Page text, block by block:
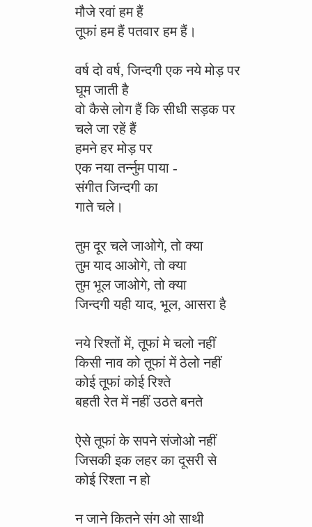
मौजे रवां हम हैं
तूफां हम हैं पतवार हम हैं।
वर्ष दो वर्ष, जिन्दगी एक नये मोड़ पर
घूम जाती है
वो कैसे लोग हैं कि सीधी सड़क पर
चले जा रहें हैं
हमने हर मोड़ पर
एक नया तर्न्नुम पाया -
संगीत जिन्दगी का
गाते चले।
तुम दूर चले जाओगे, तो क्या
तुम याद आओगे, तो क्या
तुम भूल जाओगे, तो क्या
जिन्दगी यही याद, भूल, आसरा है
नये रिश्तों में, तूफां मे चलो नहीं
किसी नाव को तूफां में ठेलो नहीं
कोई तूफां कोई रिश्ते
बहती रेत में नहीं उठते बनते
ऐसे तूफां के सपने संजोओ नहीं
जिसकी इक लहर का दूसरी से
कोई रिश्ता न हो
न जाने कितने संग ओ साथी